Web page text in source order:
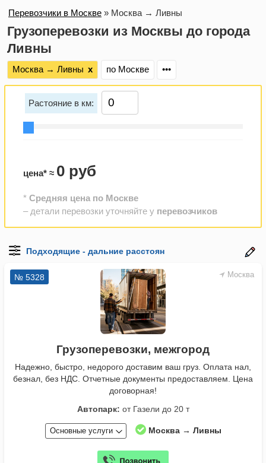
Перевозчики в Москве » Москва → Ливны
Грузоперевозки из Москвы до города
Ливны
Москва → Ливны х по Москве •••
Растояние в км:
цена* ≈ 0 руб
* Средняя цена по Москве
– детали перевозки уточняйте у перевозчиков
Москва
№ 5328
Грузоперевозки, межгород
Надежно, быстро, недорого доставим ваш груз. Оплата нал,
безнал, без НДС. Отчетные документы предоставляем. Цена
договорная!
Автопарк: от Газели до 20 т
Основные услуги Москва → Ливны